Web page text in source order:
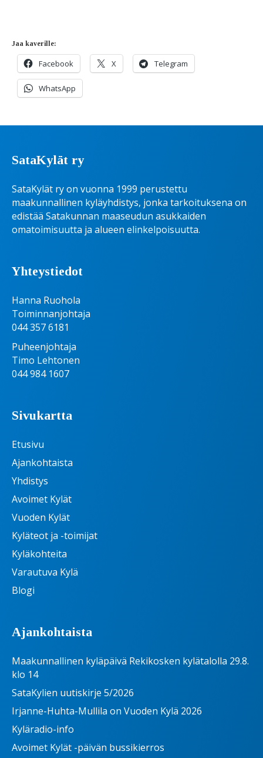
Jaa kaverille:
Facebook X Telegram
WhatsApp
SataKylät ry
SataKylät ry on vuonna 1999 perustettu
maakunnallinen kyläyhdistys, jonka tarkoituksena on
edistää Satakunnan maaseudun asukkaiden
omatoimisuutta ja alueen elinkelpoisuutta.
Yhteystiedot
Hanna Ruohola
Toiminnanjohtaja
044 357 6181
Puheenjohtaja
Timo Lehtonen
044 984 1607
Sivukartta
Etusivu
Ajankohtaista
Yhdistys
Avoimet Kylät
Vuoden Kylät
Kyläteot ja -toimijat
Kyläkohteita
Varautuva Kylä
Blogi
Ajankohtaista
Maakunnallinen kyläpäivä Rekikosken kylätalolla 29.8.
klo 14
SataKylien uutiskirje 5/2026
Irjanne-Huhta-Mullila on Vuoden Kylä 2026
Kyläradio-info
Avoimet Kylät -päivän bussikierros